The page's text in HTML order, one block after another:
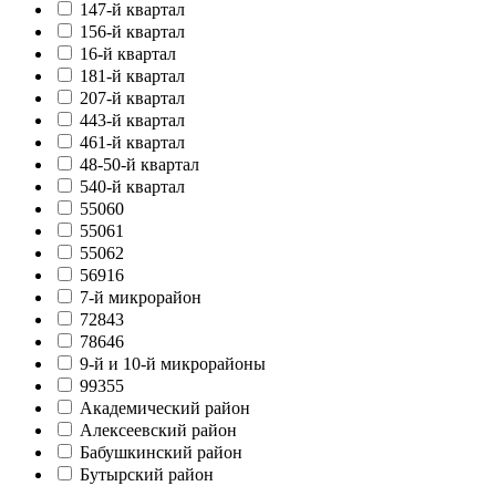
147-й квартал
156-й квартал
16-й квартал
181-й квартал
207-й квартал
443-й квартал
461-й квартал
48-50-й квартал
540-й квартал
55060
55061
55062
56916
7-й микрорайон
72843
78646
9-й и 10-й микрорайоны
99355
Академический район
Алексеевский район
Бабушкинский район
Бутырский район